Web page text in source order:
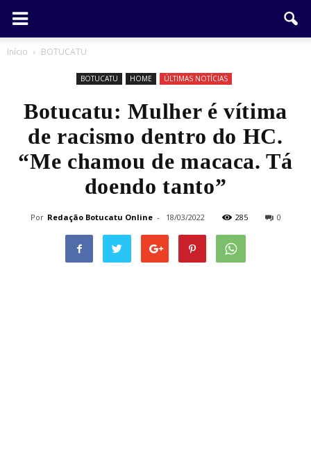
Início BOTUCATU
BOTUCATU HOME ÚLTIMAS NOTÍCIAS
Botucatu: Mulher é vítima
de racismo dentro do HC.
“Me chamou de macaca. Tá
doendo tanto”
Por Redação Botucatu Online - 18/03/2022 285 0